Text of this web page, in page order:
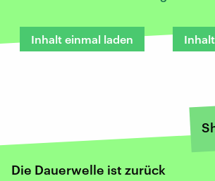
Inhalt einmal laden
Die Dauerwelle ist zurück